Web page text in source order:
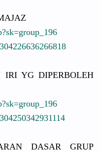
=group_196
6636266818
IRI YG DIPERBOLEH
=group_196
0342931114
DASAR GRUP